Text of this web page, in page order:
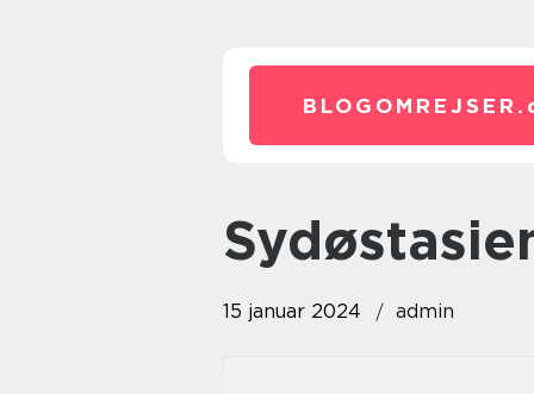
BLOGOMREJSER.
15 januar 2024 admin